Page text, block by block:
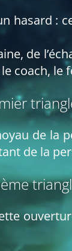
hasard
de
coach,
de la
de la